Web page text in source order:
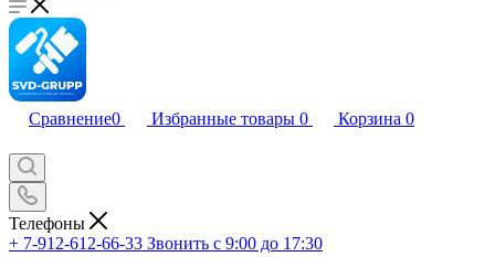
Сравнение0 Избранные товары 0 Корзина 0
Телефоны
+ 7-912-612-66-33 Звонить с 9:00 до 17:30